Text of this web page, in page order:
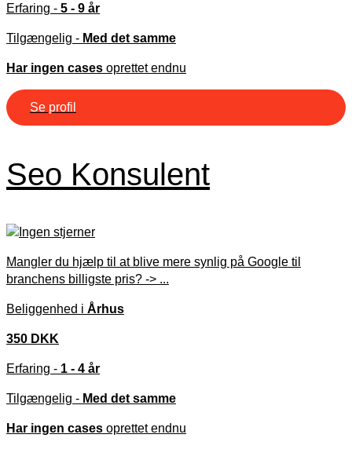
Erfaring - 5 - 9 år
Tilgængelig - Med det samme
Har ingen cases oprettet endnu
Se profil
Seo Konsulent
Mangler du hjælp til at blive mere synlig på Google til
branchens billigste pris? -> ...
Beliggenhed i Århus
350 DKK
Erfaring - 1 - 4 år
Tilgængelig - Med det samme
Har ingen cases oprettet endnu